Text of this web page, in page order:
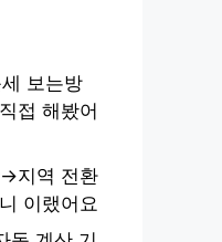
보는방
접 해봤어
지역 전환
이랬어요